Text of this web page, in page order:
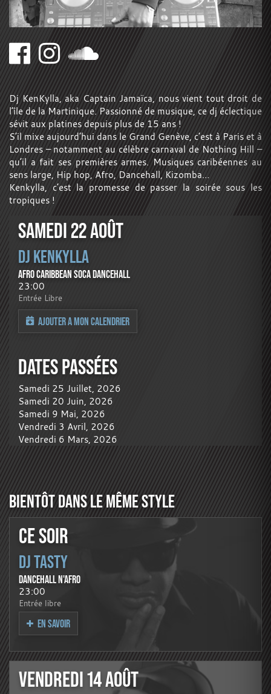
Dj KenKylla, aka Captain Jamaïca, nous vient tout droit de
l’île de la Martinique. Passionné de musique, ce dj éclectique
sévit aux platines depuis plus de 15 ans !
S’il mixe aujourd’hui dans le Grand Genève, c’est à Paris et à
Londres – notamment au célèbre carnaval de Nothing Hill –
qu’il a fait ses premières armes. Musiques caribéennes au
sens large, Hip hop, Afro, Dancehall, Kizomba…
Kenkylla, c’est la promesse de passer la soirée sous les
tropiques !
SAMEDI 22 AOÛT
DJ KENKYLLA
AFRO CARIBBEAN SOCA DANCEHALL
23:00
Entrée Libre
AJOUTER A MON CALENDRIER
DATES PASSÉES
Samedi 25 Juillet, 2026
Samedi 20 Juin, 2026
Samedi 9 Mai, 2026
Vendredi 3 Avril, 2026
Vendredi 6 Mars, 2026
BIENTÔT DANS LE MÊME STYLE
CE SOIR
DJ TASTY
DANCEHALL N'AFRO
23:00
Entrée libre
EN SAVOIR
VENDREDI 14 AOÛT